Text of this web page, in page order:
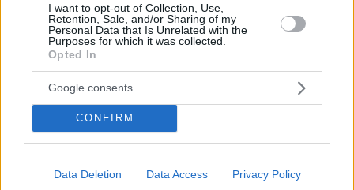
I want to opt-out of Collection, Use,
Retention, Sale, and/or Sharing of my
Personal Data that Is Unrelated with the
Purposes for which it was collected.
Opted In
Google consents
CONFIRM
Data Deletion Data Access Privacy Policy